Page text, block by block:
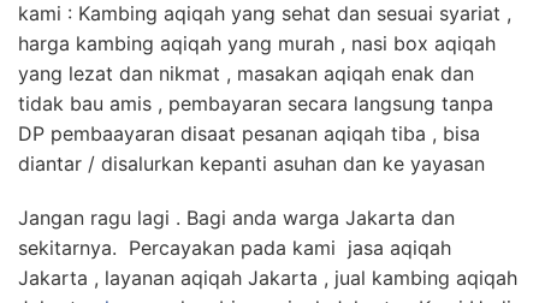
kami : Kambing aqiqah yang sehat dan sesuai syariat ,
harga kambing aqiqah yang murah , nasi box aqiqah
yang lezat dan nikmat , masakan aqiqah enak dan
tidak bau amis , pembayaran secara langsung tanpa
DP pembaayaran disaat pesanan aqiqah tiba , bisa
diantar / disalurkan kepanti asuhan dan ke yayasan
Jangan ragu lagi . Bagi anda warga Jakarta dan
sekitarnya. Percayakan pada kami jasa aqiqah
Jakarta , layanan aqiqah Jakarta , jual kambing aqiqah